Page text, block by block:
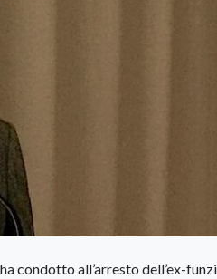
condotto all’arresto dell’ex-